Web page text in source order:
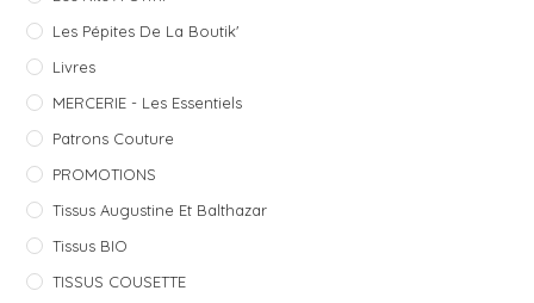
Les Pépites De La Boutik'
Livres
MERCERIE - Les Essentiels
Patrons Couture
PROMOTIONS
Tissus Augustine Et Balthazar
Tissus BIO
TISSUS COUSETTE